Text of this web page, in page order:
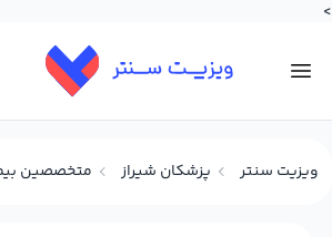
>
ویزیت سنتر پزشکان شیراز متخصصین